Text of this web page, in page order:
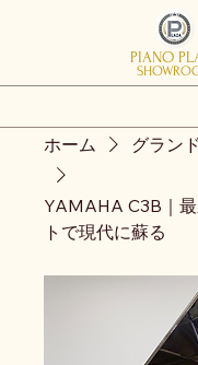
PIANO
ホーム グラン
YAMAHA C3B｜
トで現代に蘇る